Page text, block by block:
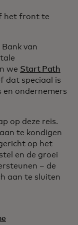
het front te
van
we Start Path
dat speciaal is
ondernemers
op deze reis.
te kondigen
op het
en de groei
– de
aan te sluiten